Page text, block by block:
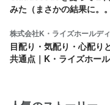
みた（まさかの結果に。。
株式会社K・ライズホールデ
目配り・気配り・心配り
共通点｜K・ライズホー